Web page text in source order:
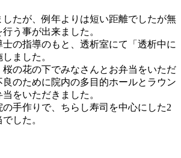
たが、例年よりは短い距離でしたが無
う事が出来ました。
士の指導のもと、透析室にて「透析中に
ました。
桜の花の下でみなさんとお弁当をいただ
良のために院内の多目的ホールとラウン
をいただきました。
手作りで、ちらし寿司を中心にした2
した。